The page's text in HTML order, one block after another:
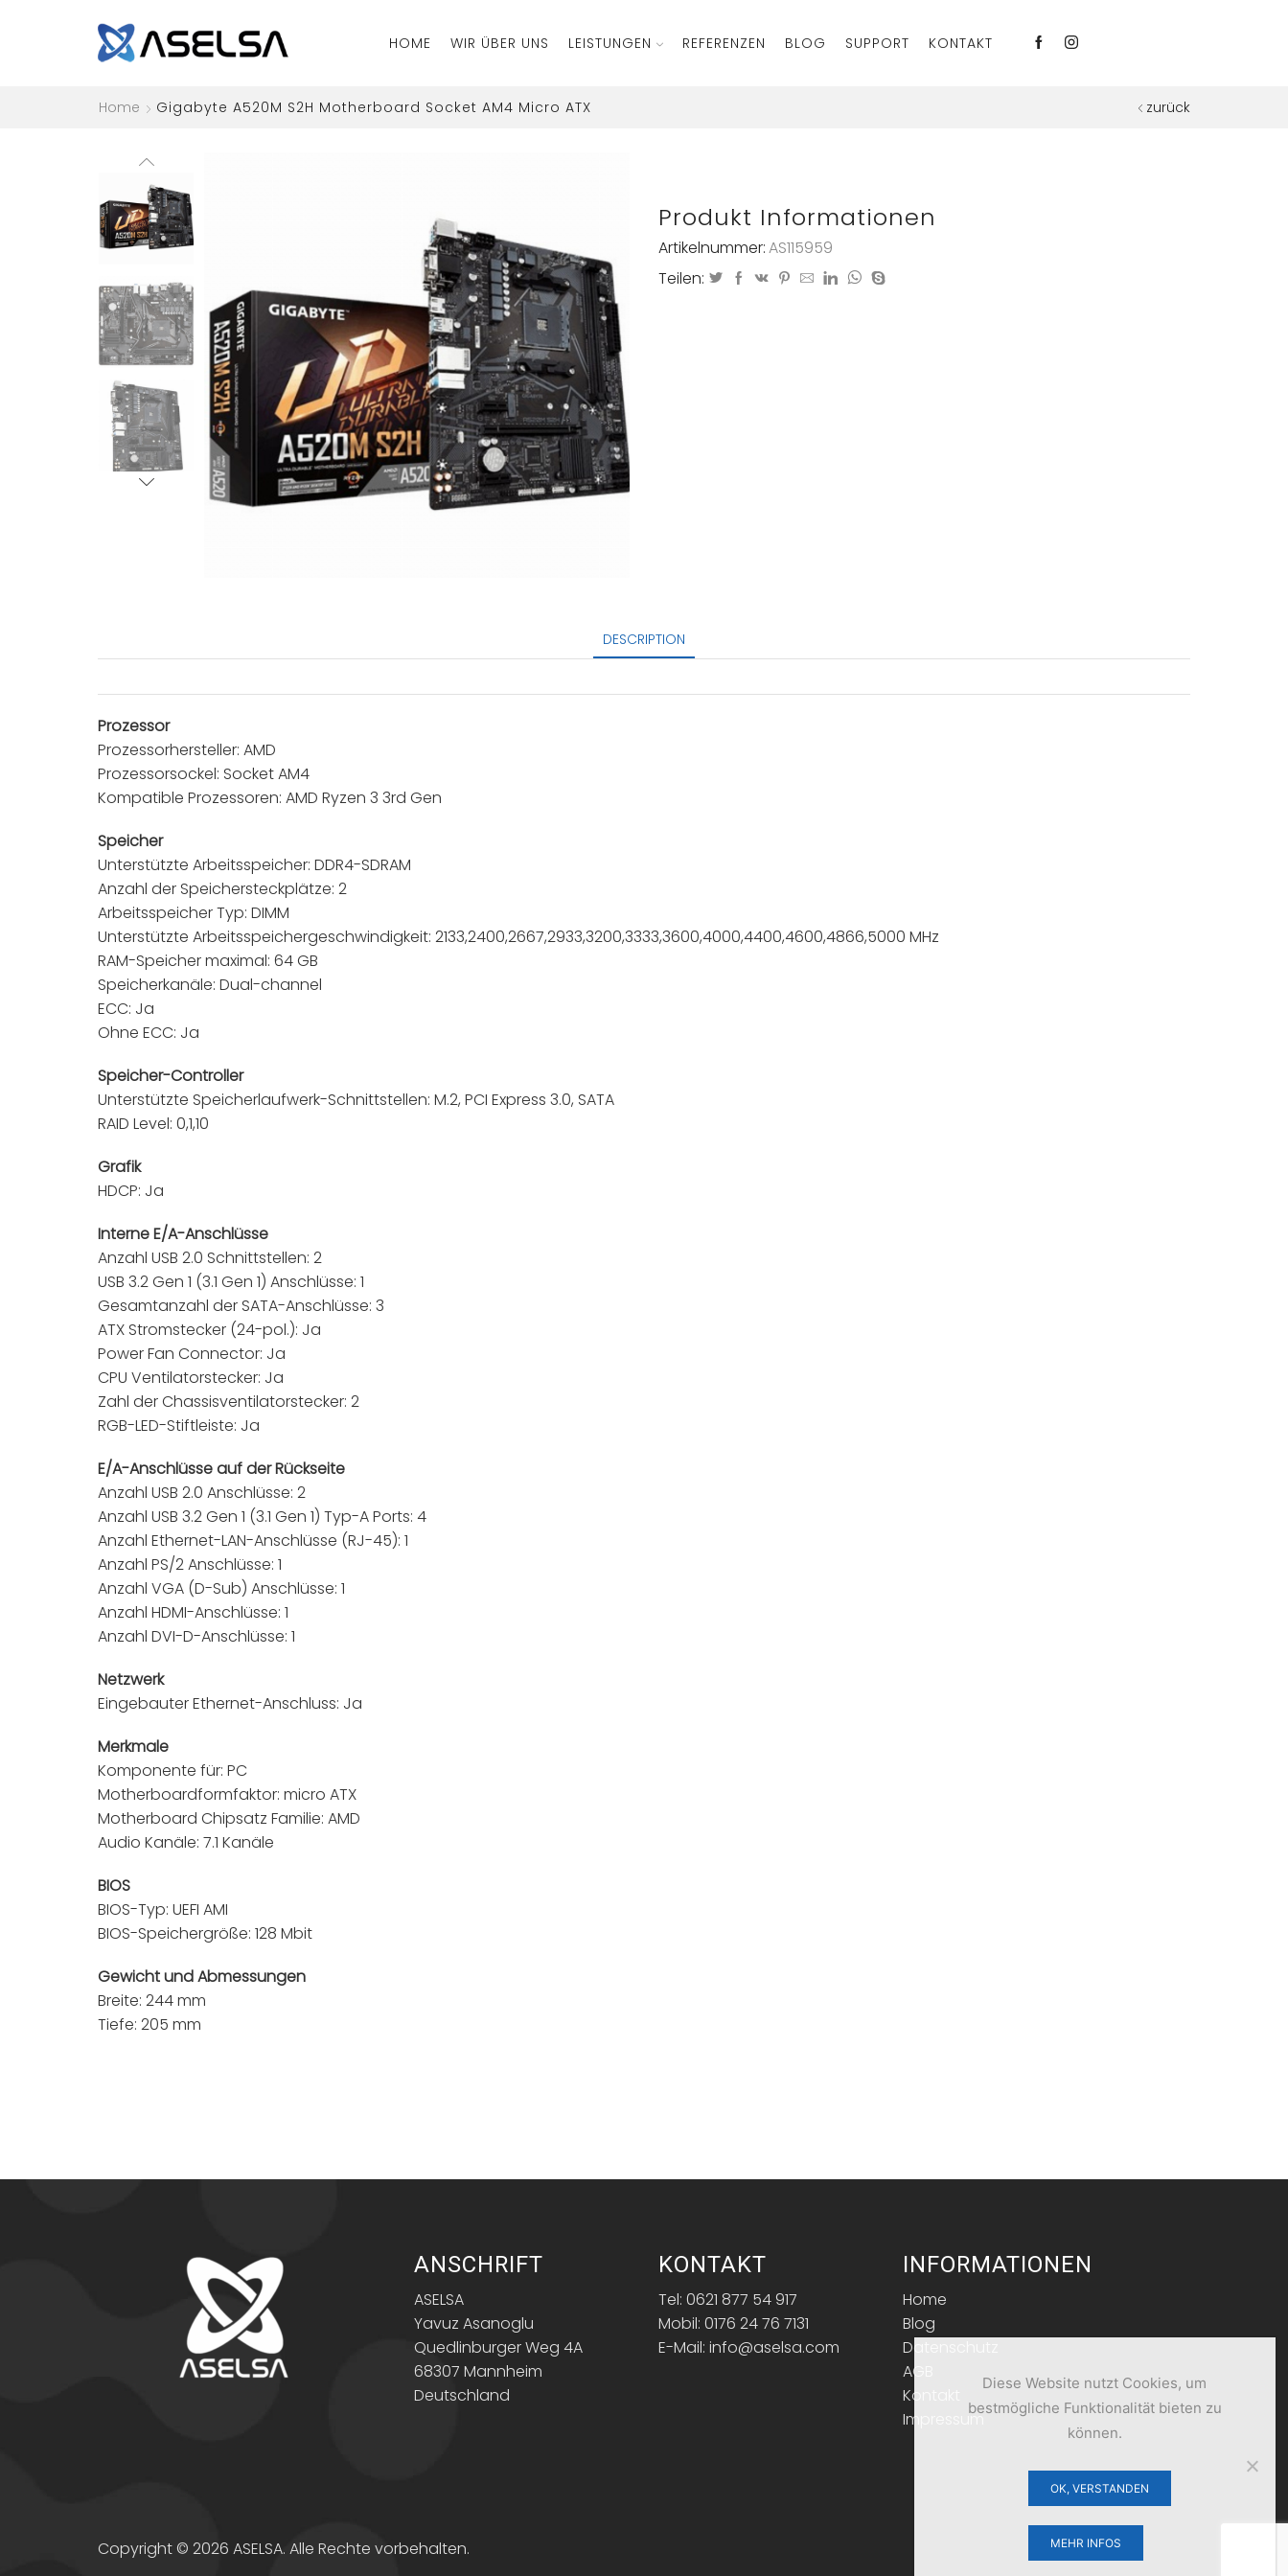
HOME WIR ÜBER UNS LEISTUNGEN REFERENZEN BLOG SUPPORT KONTAKT
Home Gigabyte A520M S2H Motherboard Socket AM4 Micro ATX zurück
Produkt Informationen
Artikelnummer:AS115959
Teilen:
DESCRIPTION
Prozessor
Prozessorhersteller: AMD
Prozessorsockel: Socket AM4
Kompatible Prozessoren: AMD Ryzen 3 3rd Gen
Speicher
Unterstützte Arbeitsspeicher: DDR4-SDRAM
Anzahl der Speichersteckplätze: 2
Arbeitsspeicher Typ: DIMM
Unterstützte Arbeitsspeichergeschwindigkeit: 2133,2400,2667,2933,3200,3333,3600,4000,4400,4600,4866,5000 MHz
RAM-Speicher maximal: 64 GB
Speicherkanäle: Dual-channel
ECC: Ja
Ohne ECC: Ja
Speicher-Controller
Unterstützte Speicherlaufwerk-Schnittstellen: M.2, PCI Express 3.0, SATA
RAID Level: 0,1,10
Grafik
HDCP: Ja
Interne E/A-Anschlüsse
Anzahl USB 2.0 Schnittstellen: 2
USB 3.2 Gen 1 (3.1 Gen 1) Anschlüsse: 1
Gesamtanzahl der SATA-Anschlüsse: 3
ATX Stromstecker (24-pol.): Ja
Power Fan Connector: Ja
CPU Ventilatorstecker: Ja
Zahl der Chassisventilatorstecker: 2
RGB-LED-Stiftleiste: Ja
E/A-Anschlüsse auf der Rückseite
Anzahl USB 2.0 Anschlüsse: 2
Anzahl USB 3.2 Gen 1 (3.1 Gen 1) Typ-A Ports: 4
Anzahl Ethernet-LAN-Anschlüsse (RJ-45): 1
Anzahl PS/2 Anschlüsse: 1
Anzahl VGA (D-Sub) Anschlüsse: 1
Anzahl HDMI-Anschlüsse: 1
Anzahl DVI-D-Anschlüsse: 1
Netzwerk
Eingebauter Ethernet-Anschluss: Ja
Merkmale
Komponente für: PC
Motherboardformfaktor: micro ATX
Motherboard Chipsatz Familie: AMD
Audio Kanäle: 7.1 Kanäle
BIOS
BIOS-Typ: UEFI AMI
BIOS-Speichergröße: 128 Mbit
Gewicht und Abmessungen
Breite: 244 mm
Tiefe: 205 mm
ANSCHRIFT
ASELSA
Yavuz Asanoglu
Quedlinburger Weg 4A
68307 Mannheim
Deutschland
KONTAKT
Tel: 0621 877 54 917
Mobil: 0176 24 76 7131
E-Mail: info@aselsa.com
INFORMATIONEN
Home
Blog
Datenschutz
AGB
Kontakt
Impressum
Copyright © 2026 ASELSA. Alle Rechte vorbehalten.
Diese Website nutzt Cookies, um
bestmögliche Funktionalität bieten zu
können.
OK, VERSTANDEN
MEHR INFOS